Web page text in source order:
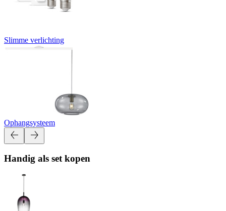
Slimme verlichting
Ophangsysteem
Handig als set kopen